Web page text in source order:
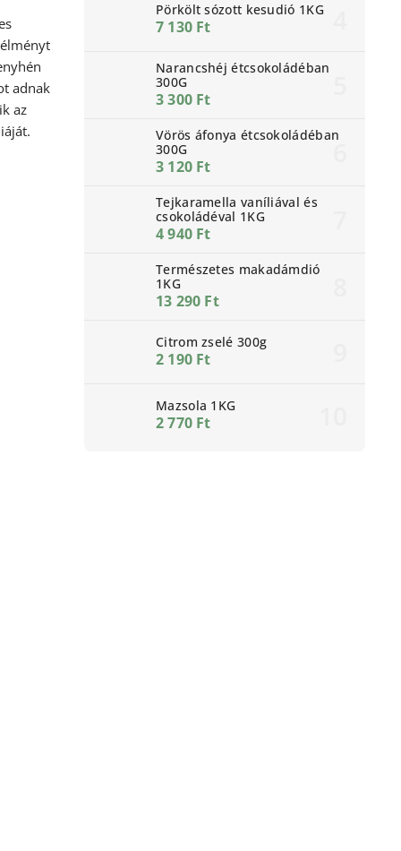
Pörkölt sózott kesudió 1KG
7 130 Ft
Narancshéj étcsokoládéban
300G
3 300 Ft
Vörös áfonya étcsokoládéban
300G
3 120 Ft
Tejkaramella vaníliával és
csokoládéval 1KG
4 940 Ft
Természetes makadámdió
1KG
13 290 Ft
Citrom zselé 300g
2 190 Ft
Mazsola 1KG
2 770 Ft
adnak
az